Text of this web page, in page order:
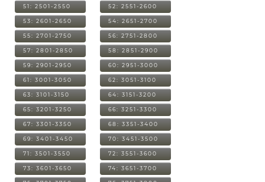
51: 2501-2550 52: 2551-2600
53: 2601-2650 54: 2651-2700
55: 2701-2750 56: 2751-2800
57: 2801-2850 58: 2851-2900
59: 2901-2950 60: 2951-3000
61: 3001-3050 62: 3051-3100
63: 3101-3150 64: 3151-3200
65: 3201-3250 66: 3251-3300
67: 3301-3350 68: 3351-3400
69: 3401-3450 70: 3451-3500
71: 3501-3550 72: 3551-3600
73: 3601-3650 74: 3651-3700